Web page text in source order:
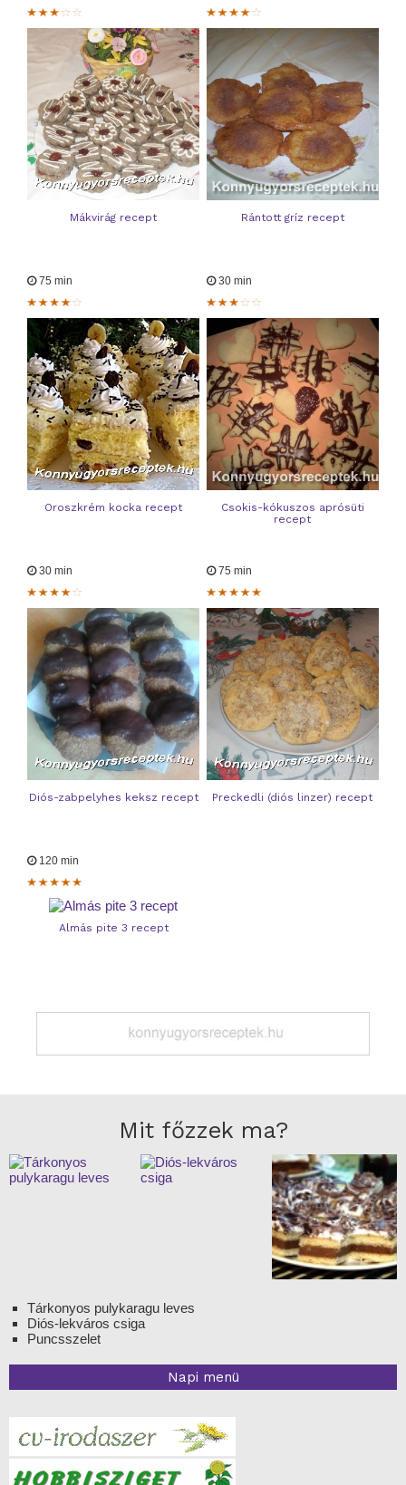
Mákvirág recept Rántott gríz recept
75 min
Oroszkrém kocka recept
30 min
Csokis-kókuszos aprósüti
recept
30 min
Diós-zabpelyhes keksz recept
75 min
Preckedli (diós linzer) recept
120 min
Almás pite 3 recept
Mit főzzek ma?
Tárkonyos pulykaragu leves
Diós-lekváros csiga
Puncsszelet
Napi menü